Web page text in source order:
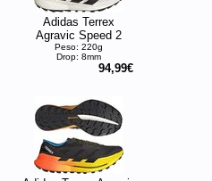
Adidas Terrex
Agravic Speed 2
Peso: 220g
Drop: 8mm
94,99€